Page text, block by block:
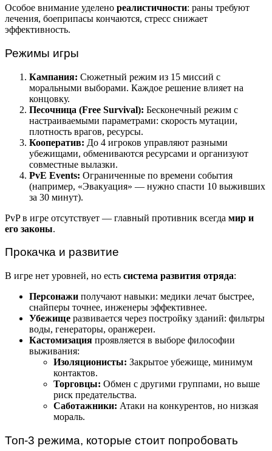
Особое внимание уделено реалистичности: раны требуют
лечения, боеприпасы кончаются, стресс снижает
эффективность.
Режимы игры
Кампания: Сюжетный режим из 15 миссий с
моральными выборами. Каждое решение влияет на
концовку.
Песочница (Free Survival): Бесконечный режим с
настраиваемыми параметрами: скорость мутации,
плотность врагов, ресурсы.
Кооператив: До 4 игроков управляют разными
убежищами, обмениваются ресурсами и организуют
совместные вылазки.
PvE Events: Ограниченные по времени события
(например, «Эвакуация» — нужно спасти 10 выживших
за 30 минут).
PvP в игре отсутствует — главный противник всегда мир и
его законы.
Прокачка и развитие
В игре нет уровней, но есть система развития отряда:
Персонажи получают навыки: медики лечат быстрее,
снайперы точнее, инженеры эффективнее.
Убежище развивается через постройку зданий: фильтры
воды, генераторы, оранжереи.
Кастомизация проявляется в выборе философии
выживания:
Изоляционисты: Закрытое убежище, минимум
контактов.
Торговцы: Обмен с другими группами, но выше
риск предательства.
Саботажники: Атаки на конкурентов, но низкая
мораль.
Топ-3 режима, которые стоит попробовать